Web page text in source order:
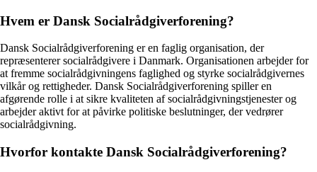
Hvem er Dansk Socialrådgiverforening?
Dansk Socialrådgiverforening er en faglig organisation, der
repræsenterer socialrådgivere i Danmark. Organisationen arbejder for
at fremme socialrådgivningens faglighed og styrke socialrådgivernes
vilkår og rettigheder. Dansk Socialrådgiverforening spiller en
afgørende rolle i at sikre kvaliteten af socialrådgivningstjenester og
arbejder aktivt for at påvirke politiske beslutninger, der vedrører
socialrådgivning.
Hvorfor kontakte Dansk Socialrådgiverforening?